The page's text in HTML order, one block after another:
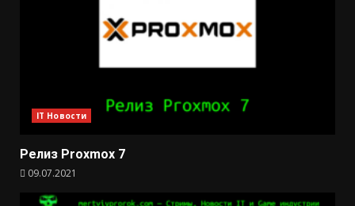
IT Новости
Релиз Proxmox 7
09.07.2021